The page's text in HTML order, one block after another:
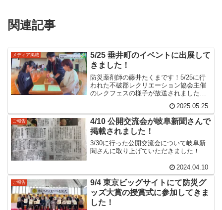
関連記事
メディア掲載
5/25 垂井町のイベントに出展して
きました！
防災薬剤師の藤井たくまです！5/25に行
われた不破郡レクリエーション協会主催
のレクフェスの様子が放送されました！
に行っており、避難所サバイバルのブー
スを置かせていただきました。伊勢湾台
風の際のお話をお聞か...
2025.05.25
ご報告
4/10 公開交流会が岐阜新聞さんで
掲載されました！
3/30に行った公開交流会について岐阜新
聞さんに取り上げていただきました！
2024.04.10
ご報告
9/4 東京ビッグサイトにて防災グ
ッズ大賞の授賞式に参加してきま
した！